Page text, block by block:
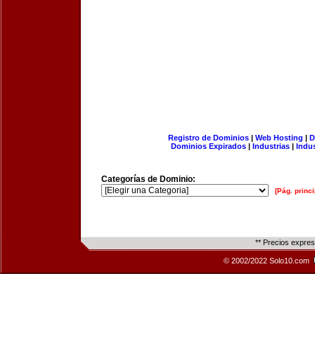
Registro de Dominios| Web Hosting |
Dominios Expirados | Industrias |
Categorías de Dominio:
[Pág.
** Precios
© 2002/2022 Solo10.com